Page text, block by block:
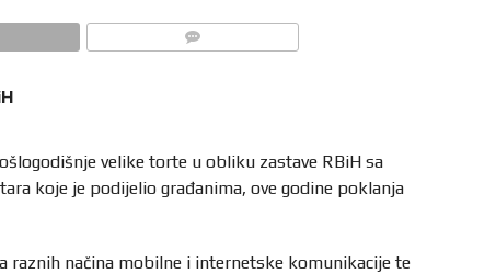
velike torte u obliku zastave RBiH sa
koje je podijelio građanima, ove godine poklanja
raznih načina mobilne i internetske komunikacije te